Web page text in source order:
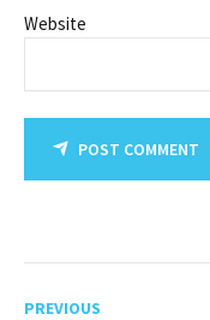
Website
POST COMMENT
PREVIOUS